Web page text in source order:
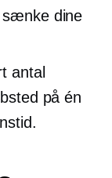
sænke dine
antal
på én